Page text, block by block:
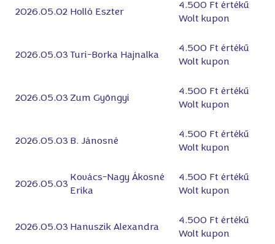
2026.05.02 Holló Eszter
4.500 Ft értékű
Wolt kupon
2026.05.03 Turi-Borka Hajnalka
4.500 Ft értékű
Wolt kupon
2026.05.03 Zum Gyöngyi
4.500 Ft értékű
Wolt kupon
2026.05.03 B. Jánosné
4.500 Ft értékű
Wolt kupon
2026.05.03
Kovács-Nagy Ákosné
Erika
4.500 Ft értékű
Wolt kupon
2026.05.03 Hanuszik Alexandra
4.500 Ft értékű
Wolt kupon